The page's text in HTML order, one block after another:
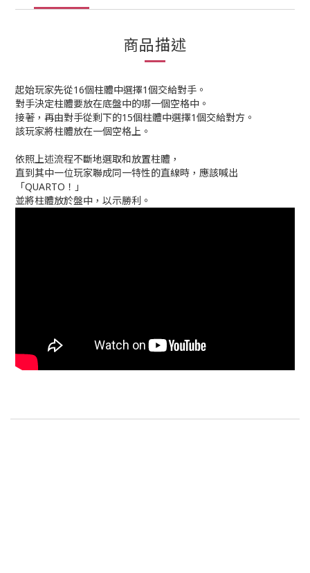
商品描述
起始玩家先從16個柱體中選擇1個交給對手。
對手決定柱體要放在底盤中的哪一個空格中。
接著，再由對手從剩下的15個柱體中選擇1個交給對方。
該玩家將柱體放在一個空格上。
依照上述流程不斷地選取和放置柱體，
直到其中一位玩家聯成同一特性的直線時，應該喊出
「QUARTO！」
並將柱體放於盤中，以示勝利。